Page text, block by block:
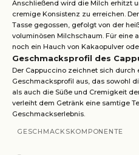
Anschließend wird die Milch erhitzt
cremige Konsistenz zu erreichen.
Tasse gegossen, gefolgt von der
voluminösen Milchschaum. Für eine
noch ein Hauch von Kakaopulver
Geschmacksprofil des
Der Cappuccino zeichnet sich durch
Geschmacksprofil aus, das sowohl
als auch die Süße und Cremigkeit
verleiht dem Getränk eine samtige
Geschmackserlebnis.
GESCHMACKSKOMPONENTE